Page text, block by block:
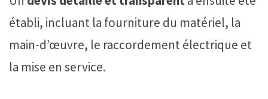
établi, incluant la fourniture du matériel, la
main-d’œuvre, le raccordement électrique et
la mise en service.